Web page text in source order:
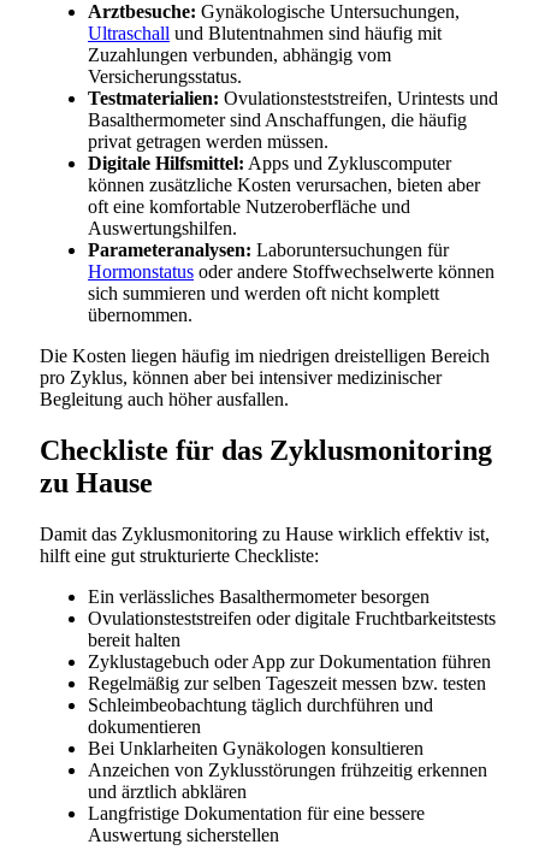
Arztbesuche: Gynäkologische Untersuchungen,
Ultraschall und Blutentnahmen sind häufig mit
Zuzahlungen verbunden, abhängig vom
Versicherungsstatus.
Testmaterialien: Ovulationsteststreifen, Urintests und
Basalthermometer sind Anschaffungen, die häufig
privat getragen werden müssen.
Digitale Hilfsmittel: Apps und Zykluscomputer
können zusätzliche Kosten verursachen, bieten aber
oft eine komfortable Nutzeroberfläche und
Auswertungshilfen.
Parameteranalysen: Laboruntersuchungen für
Hormonstatus oder andere Stoffwechselwerte können
sich summieren und werden oft nicht komplett
übernommen.
Die Kosten liegen häufig im niedrigen dreistelligen Bereich
pro Zyklus, können aber bei intensiver medizinischer
Begleitung auch höher ausfallen.
Checkliste für das Zyklusmonitoring
zu Hause
Damit das Zyklusmonitoring zu Hause wirklich effektiv ist,
hilft eine gut strukturierte Checkliste:
Ein verlässliches Basalthermometer besorgen
Ovulationsteststreifen oder digitale Fruchtbarkeitstests
bereit halten
Zyklustagebuch oder App zur Dokumentation führen
Regelmäßig zur selben Tageszeit messen bzw. testen
Schleimbeobachtung täglich durchführen und
dokumentieren
Bei Unklarheiten Gynäkologen konsultieren
Anzeichen von Zyklusstörungen frühzeitig erkennen
und ärztlich abklären
Langfristige Dokumentation für eine bessere
Auswertung sicherstellen